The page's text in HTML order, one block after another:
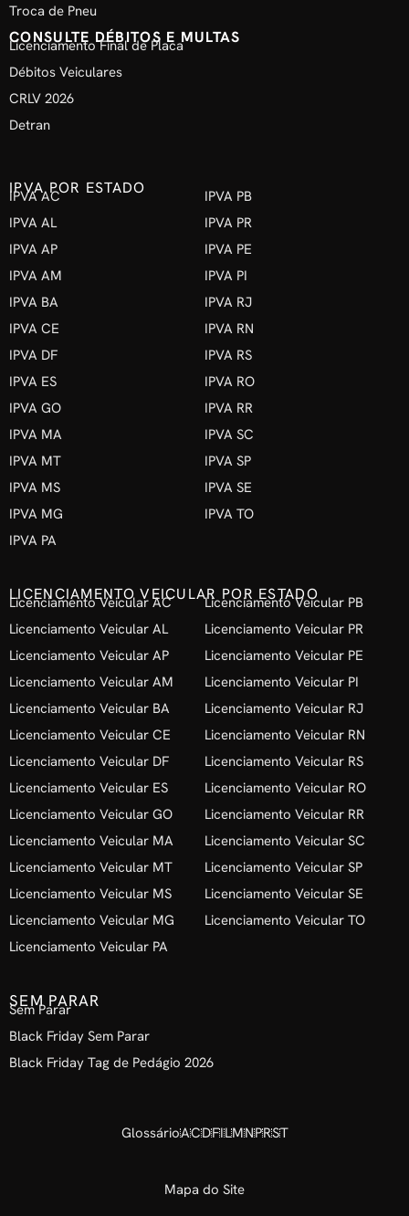
Troca de Pneu
CONSULTE DÉBITOS E MULTAS
Licenciamento Final de Placa
Débitos Veiculares
CRLV 2026
Detran
IPVA POR ESTADO
IPVA AC
IPVA AL
IPVA AP
IPVA AM
IPVA BA
IPVA CE
IPVA DF
IPVA ES
IPVA GO
IPVA MA
IPVA MT
IPVA MS
IPVA MG
IPVA PA
IPVA PB
IPVA PR
IPVA PE
IPVA PI
IPVA RJ
IPVA RN
IPVA RS
IPVA RO
IPVA RR
IPVA SC
IPVA SP
IPVA SE
IPVA TO
LICENCIAMENTO VEICULAR POR ESTADO
Licenciamento Veicular AC
Licenciamento Veicular AL
Licenciamento Veicular AP
Licenciamento Veicular AM
Licenciamento Veicular BA
Licenciamento Veicular CE
Licenciamento Veicular DF
Licenciamento Veicular ES
Licenciamento Veicular GO
Licenciamento Veicular MA
Licenciamento Veicular MT
Licenciamento Veicular MS
Licenciamento Veicular MG
Licenciamento Veicular PA
Licenciamento Veicular PB
Licenciamento Veicular PR
Licenciamento Veicular PE
Licenciamento Veicular PI
Licenciamento Veicular RJ
Licenciamento Veicular RN
Licenciamento Veicular RS
Licenciamento Veicular RO
Licenciamento Veicular RR
Licenciamento Veicular SC
Licenciamento Veicular SP
Licenciamento Veicular SE
Licenciamento Veicular TO
SEM PARAR
Sem Parar
Black Friday Sem Parar
Black Friday Tag de Pedágio 2026
GlossárioACDFILMNPRST
Mapa do Site